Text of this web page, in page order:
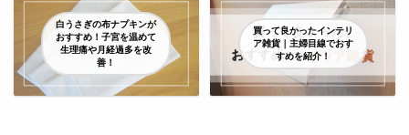
白うさぎの布ナプキンが
おすすめ！子宮を温めて
生理痛や月経過多を改
善！
買って良かったインテリ
ア雑貨｜主婦目線でおす
すめを紹介！